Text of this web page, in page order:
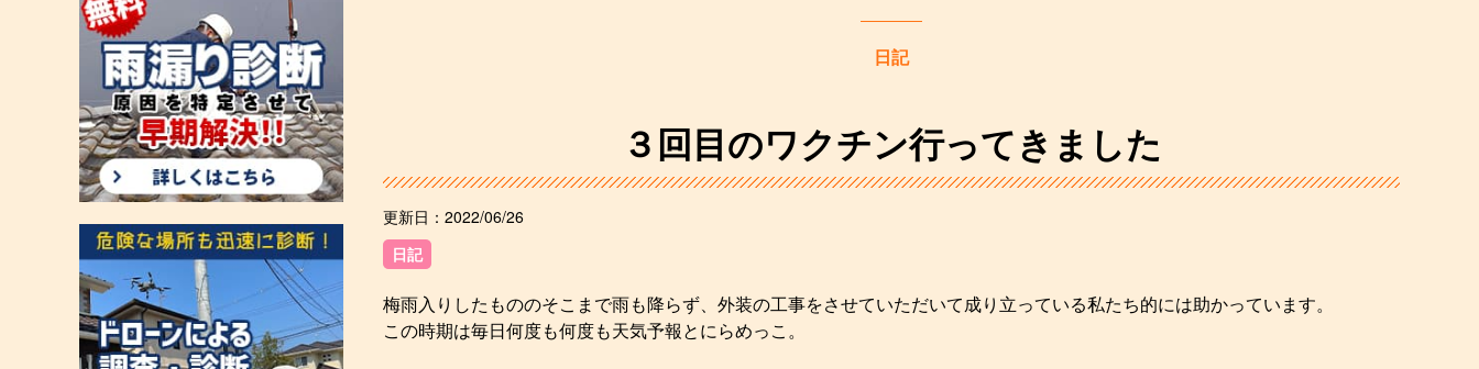
日記
３回目のワクチン行ってきました
更新日： 2022/06/26
日記
梅雨入りしたもののそこまで雨も降らず、外装の工事をさせていただいて成り立っている私たち的には助かっています。
この時期は毎日何度も何度も天気予報とにらめっこ。